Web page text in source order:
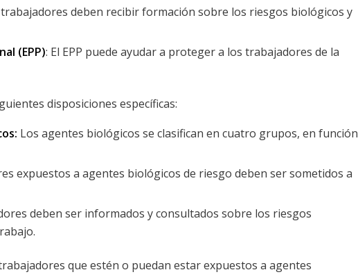
deben recibir formación sobre los riesgos biológicos y
(EPP): El EPP puede ayudar a proteger a los trabajadores de la
disposiciones específicas:
Los agentes biológicos se clasifican en cuatro grupos, en función
expuestos a agentes biológicos de riesgo deben ser sometidos a
deben ser informados y consultados sobre los riesgos
que estén o puedan estar expuestos a agentes